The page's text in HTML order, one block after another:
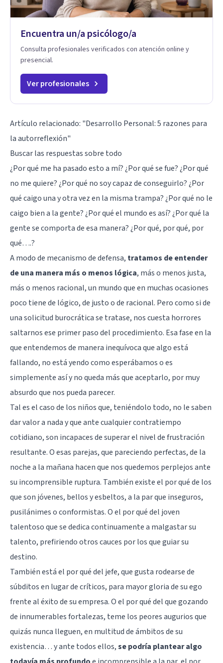
Encuentra un/a psicólogo/a
Consulta profesionales verificados con atención online y
presencial.
Ver profesionales
Artículo relacionado: "Desarrollo Personal: 5 razones para
la autorreflexión"
Buscar las respuestas sobre todo
¿Por qué me ha pasado esto a mí? ¿Por qué se fue? ¿Por qué
no me quiere? ¿Por qué no soy capaz de conseguirlo? ¿Por
qué caigo una y otra vez en la misma trampa? ¿Por qué no le
caigo bien a la gente? ¿Por qué el mundo es así? ¿Por qué la
gente se comporta de esa manera? ¿Por qué, por qué, por
qué….?
A modo de mecanismo de defensa, tratamos de entender
de una manera más o menos lógica, más o menos justa,
más o menos racional, un mundo que en muchas ocasiones
poco tiene de lógico, de justo o de racional. Pero como si de
una solicitud burocrática se tratase, nos cuesta horrores
saltarnos ese primer paso del procedimiento. Esa fase en la
que entendemos de manera inequívoca que algo está
fallando, no está yendo como esperábamos o es
simplemente así y no queda más que aceptarlo, por muy
absurdo que nos pueda parecer.
Tal es el caso de los niños que, teniéndolo todo, no le saben
dar valor a nada y que ante cualquier contratiempo
cotidiano, son incapaces de superar el nivel de frustración
resultante. O esas parejas, que pareciendo perfectas, de la
noche a la mañana hacen que nos quedemos perplejos ante
su incomprensible ruptura. También existe el por qué de los
que son jóvenes, bellos y esbeltos, a la par que inseguros,
pusilánimes o conformistas. O el por qué del joven
talentoso que se dedica continuamente a malgastar su
talento, prefiriendo otros cauces por los que guiar su
destino.
También está el por qué del jefe, que gusta rodearse de
súbditos en lugar de críticos, para mayor gloria de su ego
frente al éxito de su empresa. O el por qué del que gozando
de innumerables fortalezas, teme los peores augurios que
quizás nunca lleguen, en multitud de ámbitos de su
existencia… y ante todos ellos,se podría plantear algo